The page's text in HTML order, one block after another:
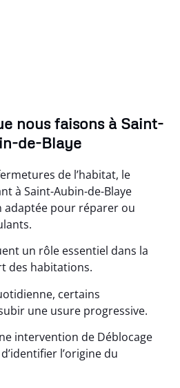
nous faisons à Saint-
de-Blaye
de l’habitat, le
à Saint-Aubin-de-Blaye
pour réparer ou
un rôle essentiel dans la
des habitations.
certains
une usure progressive.
intervention de Déblocage
l’origine du